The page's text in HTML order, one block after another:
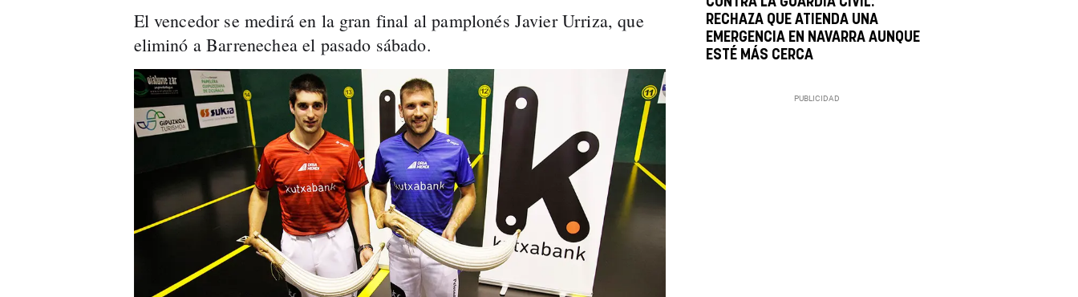
El vencedor se medirá en la gran final al pamplonés Javier Urriza, que
eliminó a Barrenechea el pasado sábado.
RECHAZA QUE ATIENDA UNA
EMERGENCIA EN NAVARRA AUNQUE
ESTÉ MÁS CERCA